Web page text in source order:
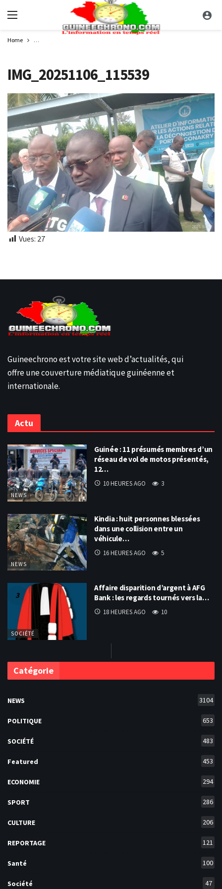
Home Crise au port de Conakry : Alport Conakry détaille sa stratégie pour
IMG_20251106_115539
Vues: 27
Guineechrono est votre site web d’actualités, qui
offre une couverture médiatique guinéenne et
internationale.
Actu
NEWS
Guinée : 11 présumés membres d’un
réseau de vol de motos présentés,
12…
10 HEURES AGO 3
NEWS
Kindia : huit personnes blessées
dans une collision entre un
véhicule…
16 HEURES AGO 5
SOCIÉTÉ
Affaire disparition d’argent à AFG
Bank : les regards tournés vers la…
18 HEURES AGO 10
Catégorie
NEWS 3104
POLITIQUE 653
SOCIÉTÉ 483
Featured 453
ECONOMIE 294
SPORT 286
CULTURE 206
REPORTAGE 121
Santé 100
Société 47